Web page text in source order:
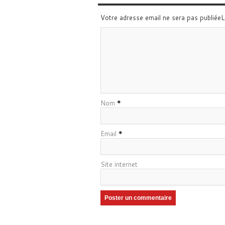
Votre adresse email ne sera pas
Nom *
Email *
Site internet